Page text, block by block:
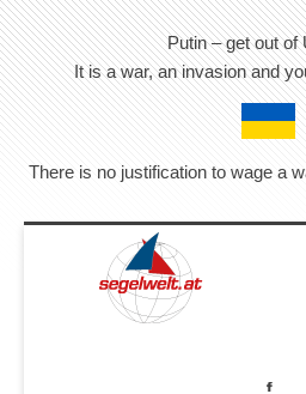
Putin – get out of
It is a war, an invasion and
There is no justification to wage a